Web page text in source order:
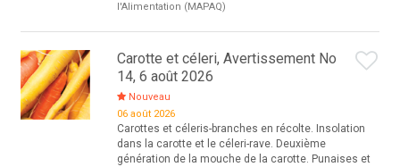
l'Alimentation (MAPAQ)
Carotte et céleri, Avertissement No
14, 6 août 2026
Nouveau
06 août 2026
Carottes et céleris-branches en récolte. Insolation
dans la carotte et le céleri-rave. Deuxième
génération de la mouche de la carotte. Punaises et